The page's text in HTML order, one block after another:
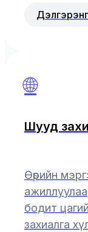
🌐
Шууд
Өөрийн
бодит
захиалга